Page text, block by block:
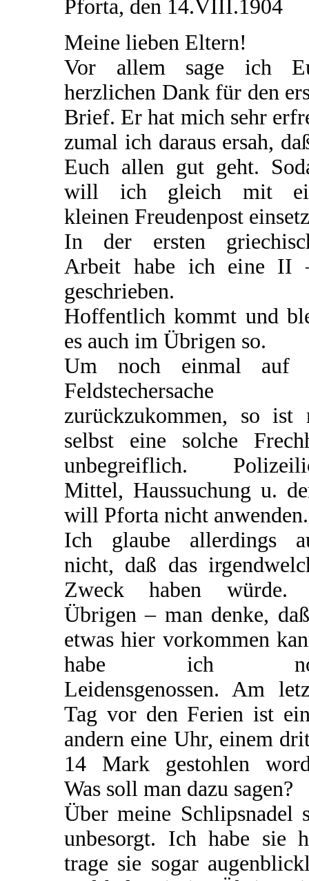
Pforta, den 14.VIII.1904
Meine lieben Eltern!
Vor allem sage ich
herzlichen Dank für den
Brief. Er hat mich sehr
zumal ich daraus ersah,
Euch allen gut geht.
will ich gleich mit
kleinen Freudenpost
In der ersten
Arbeit habe ich eine II
geschrieben.
Hoffentlich kommt und
es auch im Übrigen so.
Um noch einmal auf
Feldstechersache
zurückzukommen, so ist
selbst eine solche
unbegreiflich.
Mittel, Haussuchung u.
will Pforta nicht anwenden.
Ich glaube allerdings
nicht, daß das
Zweck haben würde.
Übrigen – man denke,
etwas hier vorkommen
habe ich
Leidensgenossen. Am
Tag vor den Ferien ist
andern eine Uhr, einem
14 Mark gestohlen
Was soll man dazu sagen?
Über meine Schlipsnadel
unbesorgt. Ich habe sie
trage sie sogar